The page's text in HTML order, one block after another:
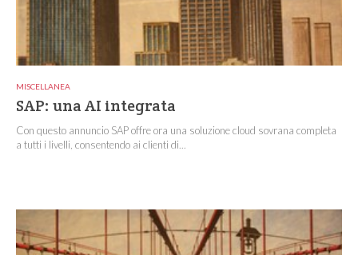
MISCELLANEA
SAP: una AI integrata
Con questo annuncio SAP offre ora una soluzione cloud sovrana completa
a tutti i livelli, consentendo ai clienti di...